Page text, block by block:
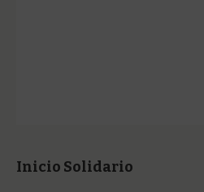
Inicio Solidario